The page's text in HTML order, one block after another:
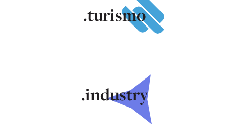
.turismo
.industry